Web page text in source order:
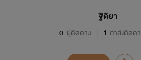
ฐิติยา
0 ผู้ติดตาม 1 กำลังติดต